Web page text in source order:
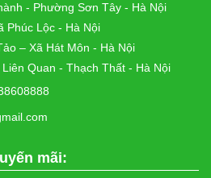
- Phường Sơn Tây - Hà Nội
Phúc Lộc - Hà Nội
– Xã Hát Môn - Hà Nội
Quan - Thạch Thất - Hà Nội
mãi: